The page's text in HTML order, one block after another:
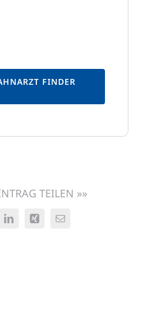
FINDER
TEILEN »»
LinkedInXing
E-